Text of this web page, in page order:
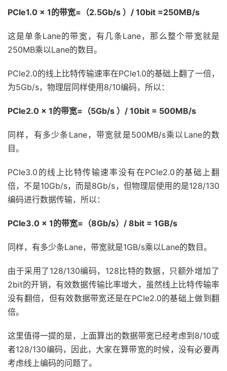
PCIe1.0 x 1的带宽=（2.5Gb/s ）/ 10bit =250MB/s
这是单条Lane的带宽，有几条Lane，那么整个带宽就是
250MB乘以Lane的数目。
PCIe2.0的线上比特传输速率在PCIe1.0的基础上翻了一倍，
为5Gb/s，物理层同样使用8/10编码，所以：
PCIe2.0 x 1的带宽=（5Gb/s ）/ 10bit = 500MB/s
同样，有多少条Lane，带宽就是500MB/s乘以Lane的数
目。
PCIe3.0的线上比特传输速率没有在PCIe2.0的基础上翻
倍，不是10Gb/s，而是8Gb/s，但物理层使用的是128/130
编码进行数据传输，所以：
PCIe3.0 x 1的带宽=（8Gb/s）/ 8bit = 1GB/s
同样，有多少条Lane，带宽就是1GB/s乘以Lane的数目。
由于采用了128/130编码，128比特的数据，只额外增加了
2bit的开销，有效数据传输比率增大，虽然线上比特传输率
没有翻倍，但有效数据带宽还是在PCIe2.0的基础上做到翻
倍。
这里值得一提的是，上面算出的数据带宽已经考虑到8/10或
者128/130编码，因此，大家在算带宽的时候，没有必要再
考虑线上编码的问题了。